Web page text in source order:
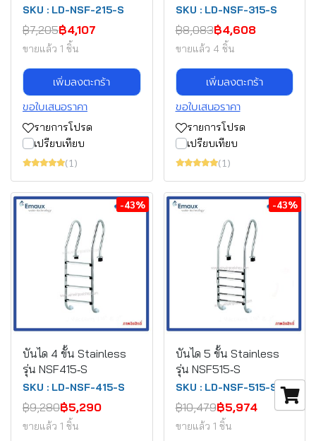
SKU : LD-NSF-215-S
฿7,205฿4,107
ขายแล้ว 1 ชิ้น
เพิ่มลงตะกร้า
ขอใบเสนอราคา
รายการโปรด
เปรียบเทียบ
(1)
SKU : LD-NSF-315-S
฿8,083฿4,608
ขายแล้ว 4 ชิ้น
เพิ่มลงตะกร้า
ขอใบเสนอราคา
รายการโปรด
เปรียบเทียบ
(1)
-43%
บันได 4 ขั้น Stainless
รุ่น NSF415‐S
SKU : LD-NSF-415-S
฿9,280฿5,290
ขายแล้ว 1 ชิ้น
-43%
บันได 5 ขั้น Stainless
รุ่น NSF515‐S
SKU : LD-NSF-515-S
฿10,479฿5,974
ขายแล้ว 1 ชิ้น